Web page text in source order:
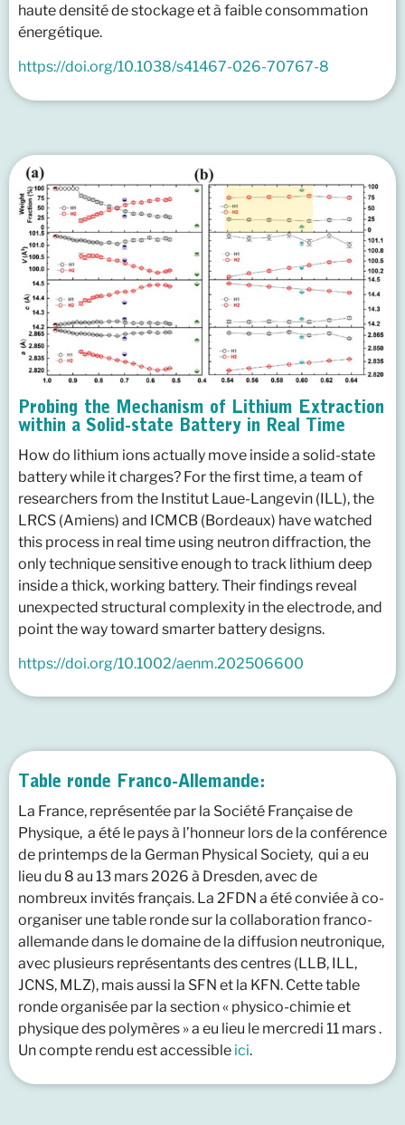
haute densité de stockage et à faible consommation
énergétique.
https://doi.org/10.1038/s41467-026-70767-8
Probing the Mechanism of Lithium Extraction
within a Solid-state Battery in Real Time
How do lithium ions actually move inside a solid-state
battery while it charges? For the first time, a team of
researchers from the Institut Laue-Langevin (ILL), the
LRCS (Amiens) and ICMCB (Bordeaux) have watched
this process in real time using neutron diffraction, the
only technique sensitive enough to track lithium deep
inside a thick, working battery. Their findings reveal
unexpected structural complexity in the electrode, and
point the way toward smarter battery designs.
https://doi.org/10.1002/aenm.202506600
Table ronde Franco-Allemande:
La France, représentée par la Société Française de
Physique, a été le pays à l’honneur lors de la conférence
de printemps de la German Physical Society, qui a eu
lieu du 8 au 13 mars 2026 à Dresden, avec de
nombreux invités français. La 2FDN a été conviée à co-
organiser une table ronde sur la collaboration franco-
allemande dans le domaine de la diffusion neutronique,
avec plusieurs représentants des centres (LLB, ILL,
JCNS, MLZ), mais aussi la SFN et la KFN. Cette table
ronde organisée par la section « physico-chimie et
physique des polymères » a eu lieu le mercredi 11 mars .
Un compte rendu est accessible ici.